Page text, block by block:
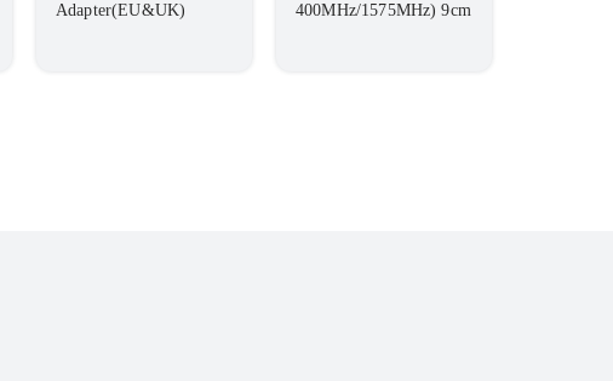
Adapter(EU&UK)
400MHz/1575MHz) 9cm